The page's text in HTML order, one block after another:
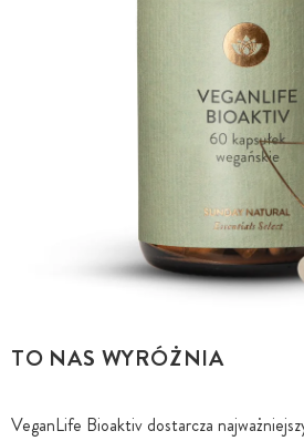
TO NAS WYRÓŻNIA
VeganLife Bioaktiv dostarcza